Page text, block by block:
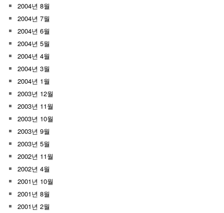
2004년 8월
2004년 7월
2004년 6월
2004년 5월
2004년 4월
2004년 3월
2004년 1월
2003년 12월
2003년 11월
2003년 10월
2003년 9월
2003년 5월
2002년 11월
2002년 4월
2001년 10월
2001년 8월
2001년 2월